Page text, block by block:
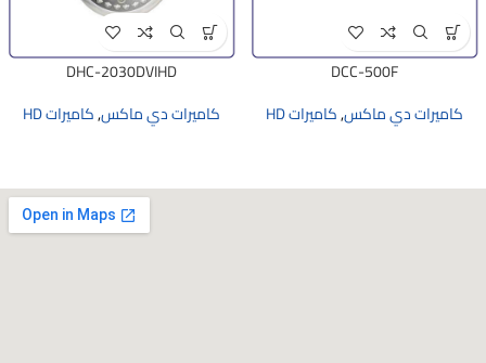
DCC-500F
كاميرات دي ماكس,كاميرات HD
DHC-2030DVIHD
كاميرات دي ماكس,كاميرات HD